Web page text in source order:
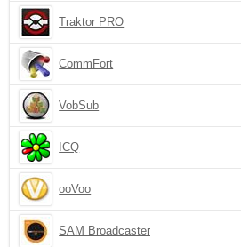
Traktor PRO
CommFort
VobSub
ICQ
ooVoo
SAM Broadcaster